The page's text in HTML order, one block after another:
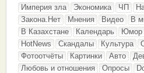
Империя зла Экономика ЧП
Закона.Нет
Мнения Видео В
В Казахстане
Календарь Юмор
HotNews
Скандалы Культура
Фотоотчёты
Картинки Авто
Любовь и отношения
Опросы